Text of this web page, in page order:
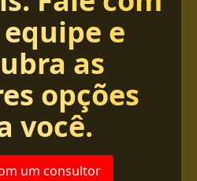
e
as
opções
você.
um consultor